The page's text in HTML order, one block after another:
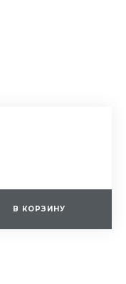
В КОРЗИНУ